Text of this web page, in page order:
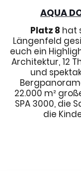
AQUA
Platz 8 hat
Längenfeld
euch ein
Architektur, 12
und
22.000 m²
SPA 3000, die
die